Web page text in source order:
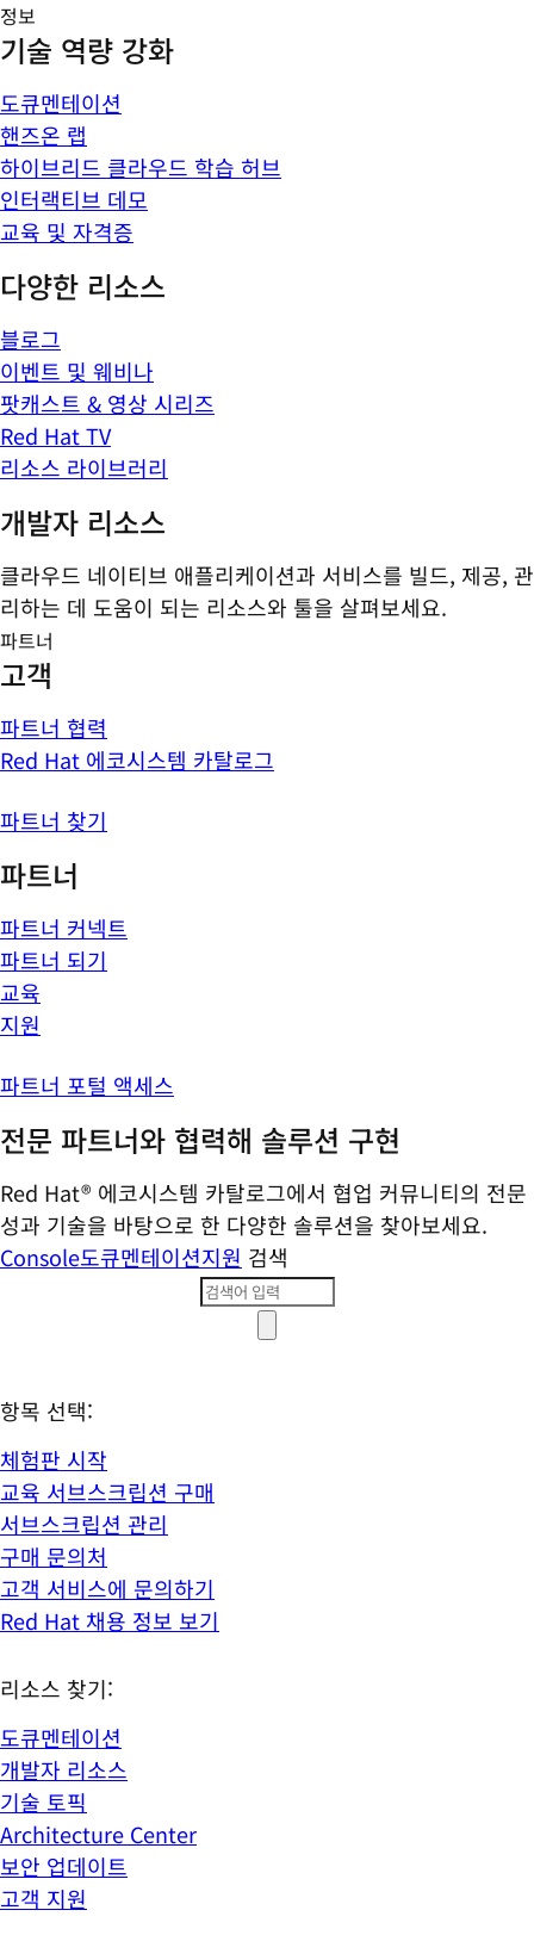
정보
기술 역량 강화
도큐멘테이션
핸즈온 랩
하이브리드 클라우드 학습 허브
인터랙티브 데모
교육 및 자격증
다양한 리소스
블로그
이벤트 및 웨비나
팟캐스트 & 영상 시리즈
Red Hat TV
리소스 라이브러리
개발자 리소스
클라우드 네이티브 애플리케이션과 서비스를 빌드, 제공, 관
리하는 데 도움이 되는 리소스와 툴을 살펴보세요.
파트너
고객
파트너 협력
Red Hat 에코시스템 카탈로그
파트너 찾기
파트너
파트너 커넥트
파트너 되기
교육
지원
파트너 포털 액세스
전문 파트너와 협력해 솔루션 구현
Red Hat® 에코시스템 카탈로그에서 협업 커뮤니티의 전문
성과 기술을 바탕으로 한 다양한 솔루션을 찾아보세요.
Console도큐멘테이션지원 검색
항목 선택:
체험판 시작
교육 서브스크립션 구매
서브스크립션 관리
구매 문의처
고객 서비스에 문의하기
Red Hat 채용 정보 보기
리소스 찾기:
도큐멘테이션
개발자 리소스
기술 토픽
Architecture Center
보안 업데이트
고객 지원